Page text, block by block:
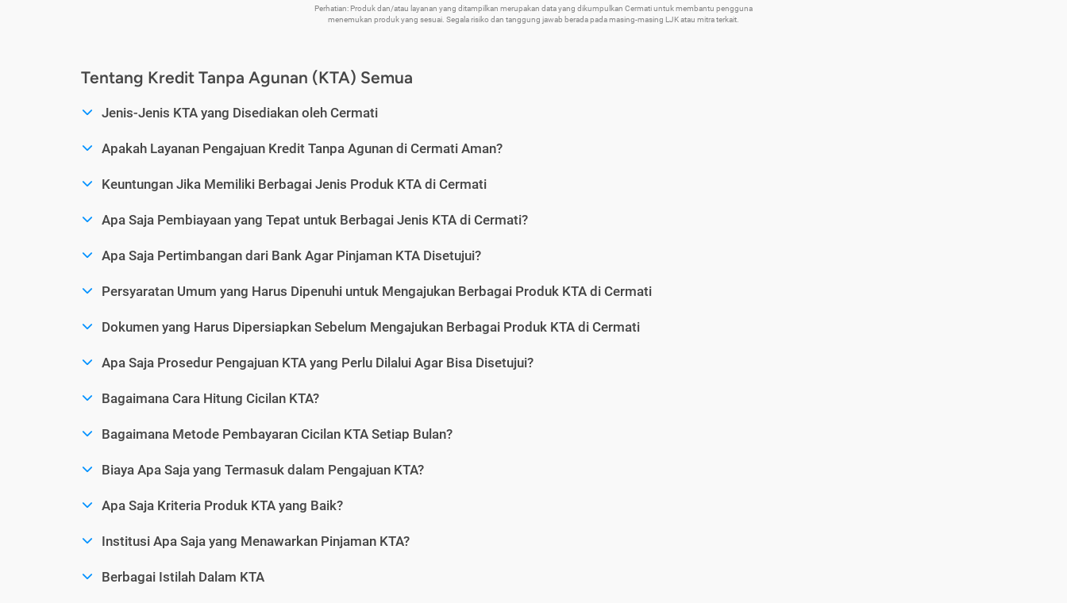
Perhatian: Produk dan/atau layanan yang ditampilkan merupakan data yang dikumpulkan Cermati untuk membantu pengguna
menemukan produk yang sesuai. Segala risiko dan tanggung jawab berada pada masing-masing LJK atau mitra terkait.
Tentang Kredit Tanpa Agunan (KTA) Semua
Jenis-Jenis KTA yang Disediakan oleh Cermati
Apakah Layanan Pengajuan Kredit Tanpa Agunan di Cermati Aman?
Keuntungan Jika Memiliki Berbagai Jenis Produk KTA di Cermati
Apa Saja Pembiayaan yang Tepat untuk Berbagai Jenis KTA di Cermati?
Apa Saja Pertimbangan dari Bank Agar Pinjaman KTA Disetujui?
Persyaratan Umum yang Harus Dipenuhi untuk Mengajukan Berbagai Produk KTA di Cermati
Dokumen yang Harus Dipersiapkan Sebelum Mengajukan Berbagai Produk KTA di Cermati
Apa Saja Prosedur Pengajuan KTA yang Perlu Dilalui Agar Bisa Disetujui?
Bagaimana Cara Hitung Cicilan KTA?
Bagaimana Metode Pembayaran Cicilan KTA Setiap Bulan?
Biaya Apa Saja yang Termasuk dalam Pengajuan KTA?
Apa Saja Kriteria Produk KTA yang Baik?
Institusi Apa Saja yang Menawarkan Pinjaman KTA?
Berbagai Istilah Dalam KTA